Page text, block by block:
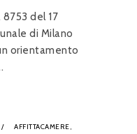
del 17
di Milano
orientamento
/
AFFITTACAMERE,